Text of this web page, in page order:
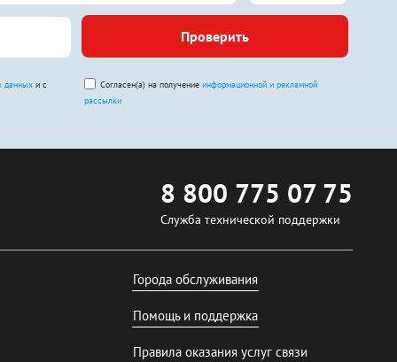
Проверить
данных и с Согласен(а) на получение информационной и рекламной
рассылки
8 800 775 07 75
Служба технической поддержки
Города обслуживания
Помощь и поддержка
Правила оказания услуг связи